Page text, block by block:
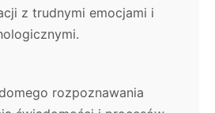
z trudnymi emocjami i
rozpoznawania